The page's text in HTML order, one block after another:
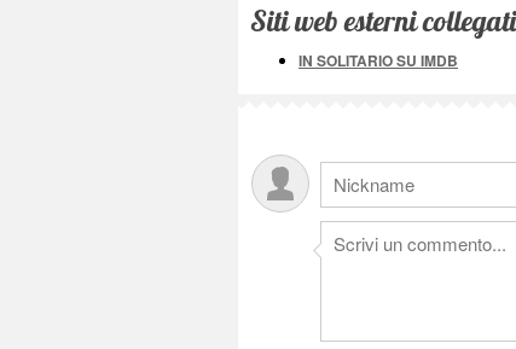
Siti web esterni collegati
IN SOLITARIO SU IMDB